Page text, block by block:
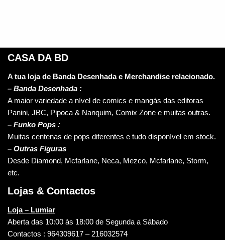
CASA DA BD
A tua loja de Banda Desenhada e Merchandise relacionado.
– Banda Desenhada :
A maior variedade a nível de comics e mangás das editoras
Panini, JBC, Pipoca & Nanquim, Comix Zone e muitas outras.
– Funko Pops :
Muitas centenas de pops diferentes e tudo disponível em stock.
– Outras Figuras
Desde Diamond, Mcfarlane, Neca, Mezco, Mcfarlane, Storm,
etc.
Lojas & Contactos
Loja – Lumiar
Aberta das 10:00 às 18:00 de Segunda a Sábado
Contactos : 964309617 – 216032574